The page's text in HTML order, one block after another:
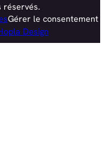
réservés.
Gérer le consentement
Design